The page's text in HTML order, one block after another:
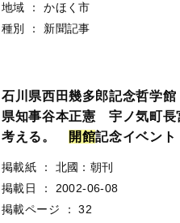
地域
：
かほく市
種別
： 新聞記事
石川県西田幾多郎記念哲学
県知事谷本正憲 宇ノ気町
考える。
開館記念イベント
掲載紙 ：
北國：朝刊
掲載日
：
2002-06-08
掲載ページ
：
32